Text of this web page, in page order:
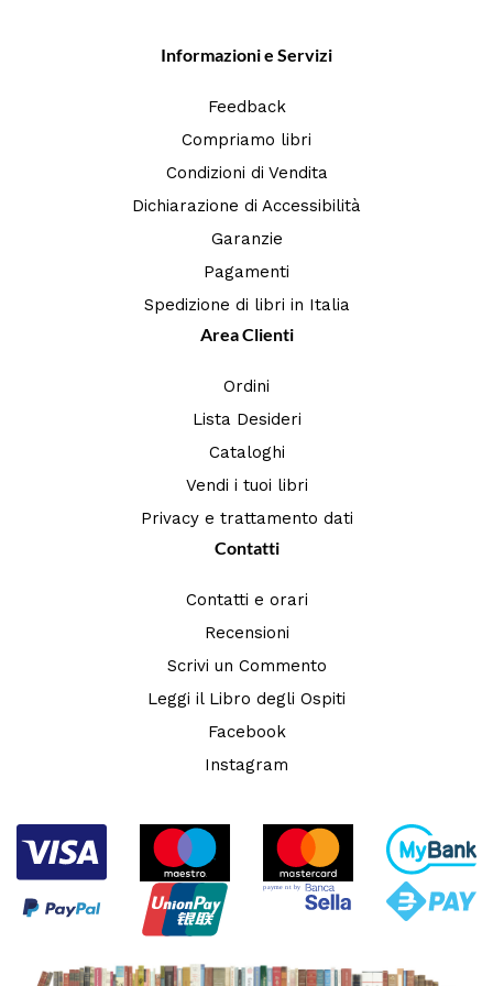
Informazioni e Servizi
Feedback
Compriamo libri
Condizioni di Vendita
Dichiarazione di Accessibilità
Garanzie
Pagamenti
Spedizione di libri in Italia
Area Clienti
Ordini
Lista Desideri
Cataloghi
Vendi i tuoi libri
Privacy e trattamento dati
Contatti
Contatti e orari
Recensioni
Scrivi un Commento
Leggi il Libro degli Ospiti
Facebook
Instagram